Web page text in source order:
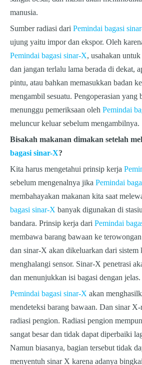
manusia.
Sumber radiasi dari Pemindai bagasi
ujung yaitu impor dan ekspor. Oleh
Pemindai bagasi sinar-X, usahakan
dan jangan terlalu lama berada di dekat,
pintu, atau bahkan memasukkan badan
mengambil sesuatu. Pengoperasian yang
menunggu pemeriksaan oleh Pemindai
meluncur keluar sebelum mengambilnya.
Bisakah makanan dimakan setelah
bagasi sinar-X?
Kita harus mengetahui prinsip kerja
sebelum mengenalnya jika Pemindai
membahayakan makanan kita saat
bagasi sinar-X banyak digunakan di
bandara. Prinsip kerja dari Pemindai
membawa barang bawaan ke
dan sinar-X akan dikeluarkan dari
menghalangi sensor. Sinar-X penetrasi
dan menunjukkan isi bagasi dengan jelas.
Pemindai bagasi sinar-X akan
mendeteksi barang bawaan. Dan sinar
radiasi pengion. Radiasi pengion
sangat besar dan tidak dapat diperbaiki
Namun biasanya, bagian tersebut tidak
menyentuh sinar X karena adanya